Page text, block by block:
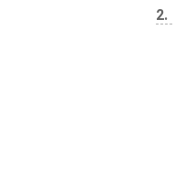
2